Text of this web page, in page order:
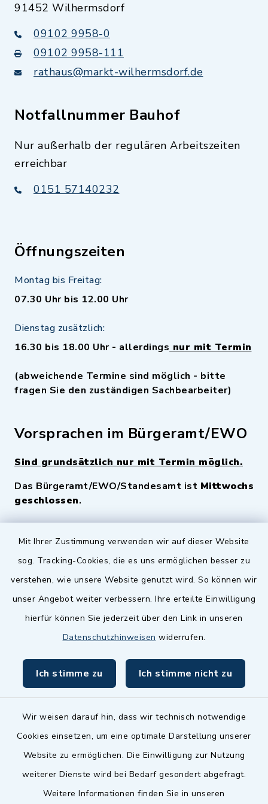
Mit Ihrer Zustimmung verwenden wir auf dieser Website
sog. Tracking-Cookies, die es uns ermöglichen besser zu
verstehen, wie unsere Website genutzt wird. So können wir
unser Angebot weiter verbessern. Ihre erteilte Einwilligung
hierfür können Sie jederzeit über den Link in unseren
Datenschutzhinweisen widerrufen.
Ich stimme zu Ich stimme nicht zu
Wir weisen darauf hin, dass wir technisch notwendige
Cookies einsetzen, um eine optimale Darstellung unserer
Website zu ermöglichen. Die Einwilligung zur Nutzung
weiterer Dienste wird bei Bedarf gesondert abgefragt.
Weitere Informationen finden Sie in unseren
91452 Wilhermsdorf
09102 9958-0
09102 9958-111
rathaus@markt-wilhermsdorf.de
Notfallnummer Bauhof
Nur außerhalb der regulären Arbeitszeiten
erreichbar
0151 57140232
Öffnungszeiten
Montag bis Freitag:
07.30 Uhr bis 12.00 Uhr
Dienstag zusätzlich:
16.30 bis 18.00 Uhr - allerdings nur mit Termin
(abweichende Termine sind möglich - bitte
fragen Sie den zuständigen Sachbearbeiter)
Vorsprachen im Bürgeramt/EWO
Sind grundsätzlich nur mit Termin möglich.
Das Bürgeramt/EWO/Standesamt ist Mittwochs
geschlossen.
Quicklinks
Zenngrund Allianz
Dillenberggruppe
inixmedia GmbH
Barrierefreiheit